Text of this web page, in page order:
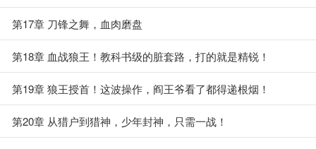
第17章 刀锋之舞，血肉磨盘
第18章 血战狼王！教科书级的脏套路，打的就是精锐！
第19章 狼王授首！这波操作，阎王爷看了都得递根烟！
第20章 从猎户到猎神，少年封神，只需一战！